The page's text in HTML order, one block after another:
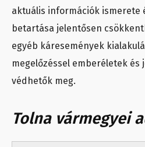
aktuális információk ismerete
betartása jelentősen
egyéb káresemények
megelőzéssel emberéletek
védhetők meg.
Tolna vármegyei